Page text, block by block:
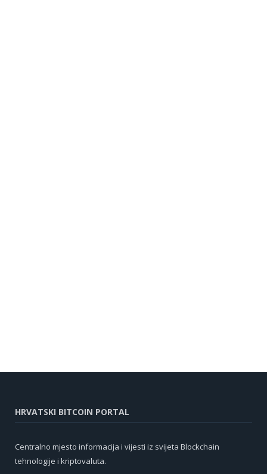
HRVATSKI BITCOIN PORTAL
Centralno mjesto informacija i vijesti iz svijeta Blockchain
tehnologije i kriptovaluta.